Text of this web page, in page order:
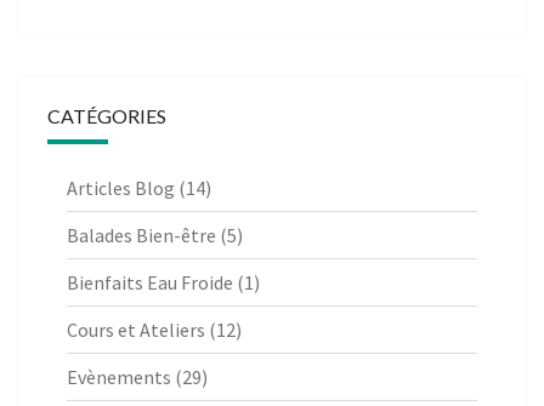
CATÉGORIES
Articles Blog (14)
Balades Bien-être (5)
Bienfaits Eau Froide (1)
Cours et Ateliers (12)
Evènements (29)